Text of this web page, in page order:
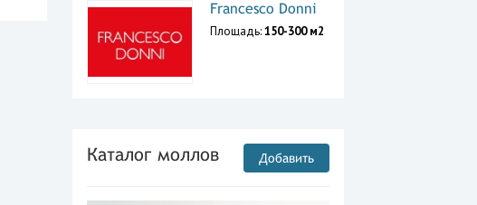
Francesco Donni
Площадь:150-300 м2
Каталог моллов Добавить